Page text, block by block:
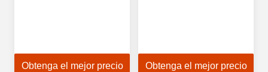
Obtenga el mejor precio Obtenga el mejor precio